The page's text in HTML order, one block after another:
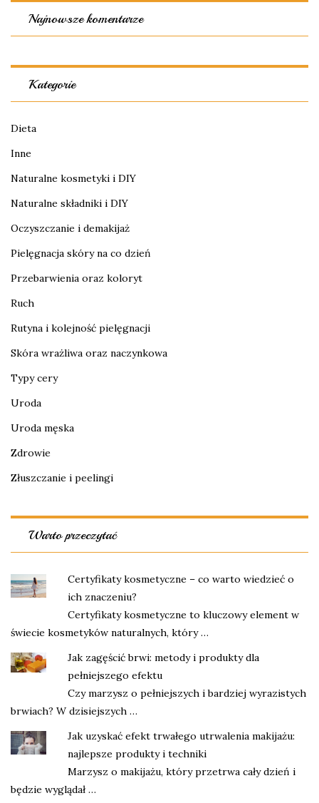
Najnowsze komentarze
Kategorie
Dieta
Inne
Naturalne kosmetyki i DIY
Naturalne składniki i DIY
Oczyszczanie i demakijaż
Pielęgnacja skóry na co dzień
Przebarwienia oraz koloryt
Ruch
Rutyna i kolejność pielęgnacji
Skóra wrażliwa oraz naczynkowa
Typy cery
Uroda
Uroda męska
Zdrowie
Złuszczanie i peelingi
Warto przeczytać
Certyfikaty kosmetyczne – co warto wiedzieć o
ich znaczeniu?
Certyfikaty kosmetyczne to kluczowy element w
świecie kosmetyków naturalnych, który …
Jak zagęścić brwi: metody i produkty dla
pełniejszego efektu
Czy marzysz o pełniejszych i bardziej wyrazistych
brwiach? W dzisiejszych …
Jak uzyskać efekt trwałego utrwalenia makijażu:
najlepsze produkty i techniki
Marzysz o makijażu, który przetrwa cały dzień i
będzie wyglądał …